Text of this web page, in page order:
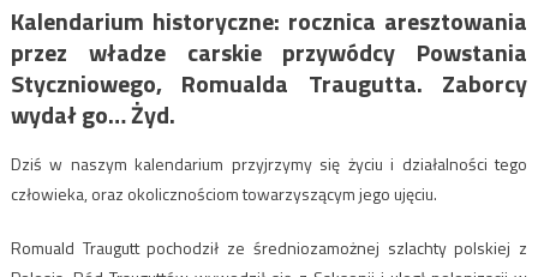
Kalendarium historyczne: rocznica aresztowania
przez władze carskie przywódcy Powstania
Styczniowego, Romualda Traugutta. Zaborcy
wydał go… Żyd.
Dziś w naszym kalendarium przyjrzymy się życiu i działalności tego
człowieka, oraz okolicznościom towarzyszącym jego ujęciu.
Romuald Traugutt pochodził ze średniozamożnej szlachty polskiej z